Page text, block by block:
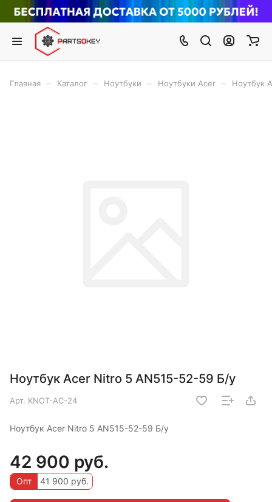
Главная Каталог Ноутбуки Ноутбуки Acer Ноутбук
Ноутбук Acer Nitro 5 AN515-52-59 Б/у
Арт. KNOT-AC-24
Ноутбук Acer Nitro 5 AN515-52-59 Б/у
42 900 руб.
Опт 41 900 руб.